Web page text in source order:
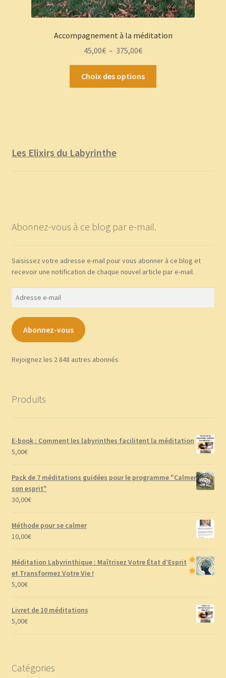
Accompagnement à la méditation
45,00€ – 375,00€Plage
de
prix :
45,00€
Choix des options
Les Elixirs du Labyrinthe
Abonnez-vous à ce blog par e-mail.
Saisissez votre adresse e-mail pour vous abonner à ce blog et
recevoir une notification de chaque nouvel article par e-mail.
Abonnez-vous
Rejoignez les 2 848 autres abonnés
Produits
E-book : Comment les labyrinthes facilitent la méditation
5,00€
Pack de 7 méditations guidées pour le programme "Calmer
son esprit"
30,00€
Méthode pour se calmer
10,00€
Méditation Labyrinthique : Maîtrisez Votre État d’Esprit
et Transformez Votre Vie !
5,00€
Livret de 10 méditations
5,00€
Catégories